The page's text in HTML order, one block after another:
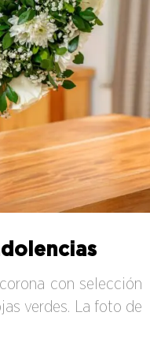
con selección
verdes. La foto de